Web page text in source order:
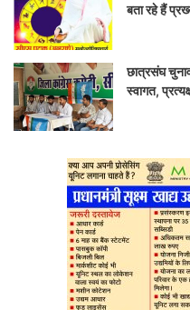
बता रहे हैं
छात्रसंघ
स्वागत,